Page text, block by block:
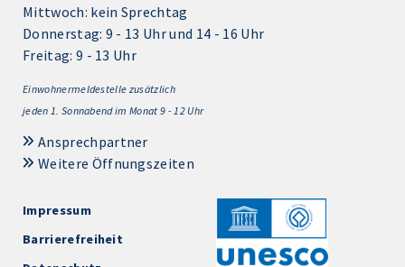
Mittwoch: kein Sprechtag
Donnerstag: 9 - 13 Uhr und 14 - 16 Uhr
Freitag: 9 - 13 Uhr
Einwohnermeldestelle zusätzlich
jeden 1. Sonnabend im Monat 9 - 12 Uhr
Ansprechpartner
Weitere Öffnungszeiten
Impressum
Barrierefreiheit